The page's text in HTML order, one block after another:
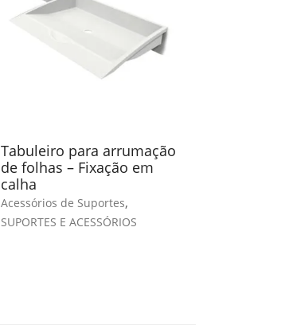
Tabuleiro para arrumação
de folhas – Fixação em
calha
Acessórios de Suportes,
SUPORTES E ACESSÓRIOS